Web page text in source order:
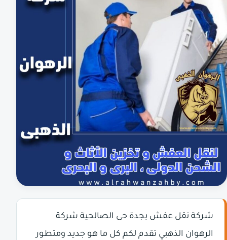
شركة نقل عفش بجدة حى الصالحية شركة
الرهوان الذهبي تقدم لكم كل ما هو جديد ومتطور